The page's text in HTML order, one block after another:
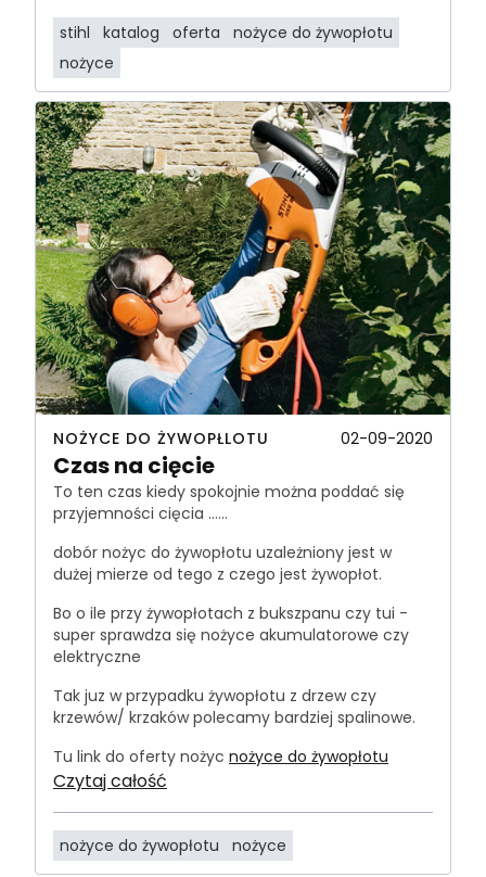
stihl katalog oferta
nożyce do żywopłotu
nożyce
NOŻYCE DO ŻYWOPŁLOTU 02-09-2020
Czas na cięcie
To ten czas kiedy spokojnie można poddać się
przyjemności cięcia ......
dobór nożyc do żywopłotu uzależniony jest w
dużej mierze od tego z czego jest żywopłot.
Bo o ile przy żywopłotach z bukszpanu czy tui -
super sprawdza się nożyce akumulatorowe czy
elektryczne
Tak juz w przypadku żywopłotu z drzew czy
krzewów/ krzaków polecamy bardziej spalinowe.
Tu link do oferty nożyc nożyce do żywopłotu
Czytaj całość
nożyce do żywopłotu nożyce